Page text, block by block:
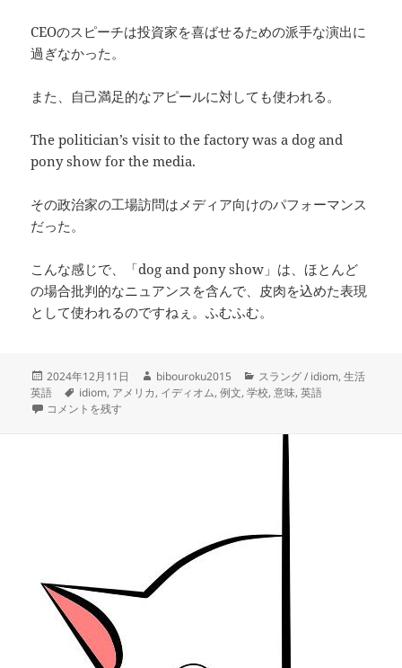
CEOのスピーチは投資家を喜ばせるための派手な演出に
過ぎなかった。
また、自己満足的なアピールに対しても使われる。
The politician’s visit to the factory was a dog and
pony show for the media.
その政治家の工場訪問はメディア向けのパフォーマンス
だった。
こんな感じで、「dog and pony show」は、ほとんど
の場合批判的なニュアンスを含んで、皮肉を込めた表現
として使われるのですねぇ。ふむふむ。
投
稿
日:
2024年12月11日
作
成
bibouroku2015
カ
テ
スラング / idiom,生活
英語
タ
グ
idiom, アメリカ, イディオム,例文,学校,意味,英語
– dog and ponny show- つまらない見せ物 に
コメントを残す